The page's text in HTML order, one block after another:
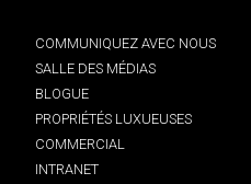
COMMUNIQUEZ AVEC NOUS
SALLE DES MÉDIAS
BLOGUE
PROPRIÉTÉS LUXUEUSES
COMMERCIAL
INTRANET